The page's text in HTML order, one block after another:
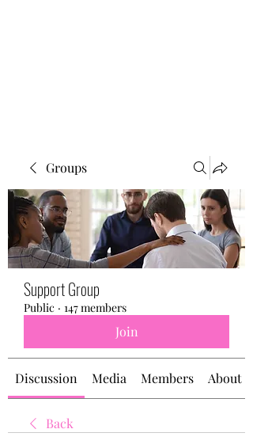
Groups
Support Group
Public · 147 members
Join
Discussion Media Members About
Back